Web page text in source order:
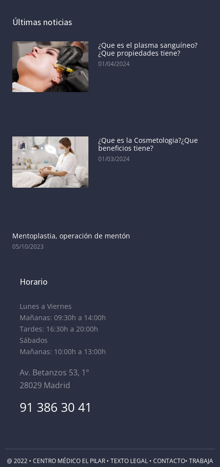
Últimas noticias
¿Que es el plasma sanguíneo?
¿Que propiedades tiene?
01/04/2024
¿Que es la Cosmetologia?¿Que
beneficios tiene?
01/03/2024
Mentoplastia, operación de mentón
05/10/2023
Horario
Lunes a Viernes
Mañanas: 09:30h a 14:00h
Tardes: 16:30h a 20:00h
Sábados
Mañanas: 10:00h a 13:00h
Av. Betanzos 53, 1º
28029 Madrid
91 386 30 41
@ 2022 • CENTRO MÉDICO EL PILAR • TEXTO LEGAL • CONTACTO• TRABAJA